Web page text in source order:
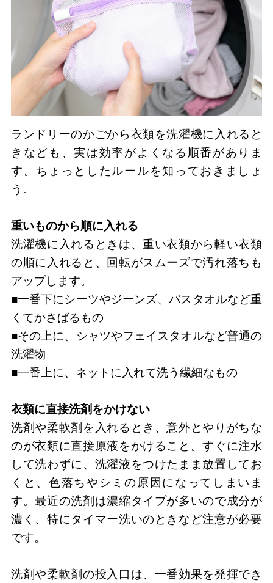
ランドリーのかごから衣類を洗濯機に入れると
きなども、実は効率がよくなる順番がありま
す。ちょっとしたルールを知っておきましょ
う。
重いものから順に入れる
洗濯機に入れるときは、重い衣類から軽い衣類
の順に入れると、回転がスムーズで汚れ落ちも
アップします。
■一番下にシーツやジーンズ、バスタオルなど重
くてかさばるもの
■その上に、シャツやフェイスタオルなど普通の
洗濯物
■一番上に、ネットに入れて洗う繊細なもの
衣類に直接洗剤をかけない
洗剤や柔軟剤を入れるとき、意外とやりがちな
のが衣類に直接原液をかけること。すぐに注水
して洗わずに、洗濯液をつけたまま放置してお
くと、色落ちやシミの原因になってしまいま
す。最近の洗剤は濃縮タイプが多いので成分が
濃く、特にタイマー洗いのときなど注意が必要
です。
洗剤や柔軟剤の投入口は、一番効果を発揮でき